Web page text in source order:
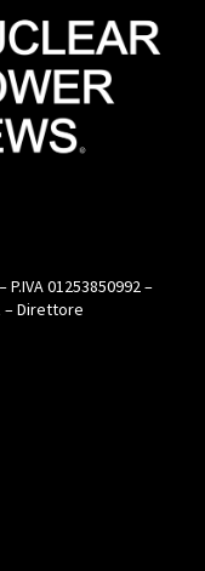
01253850992 –
– Direttore